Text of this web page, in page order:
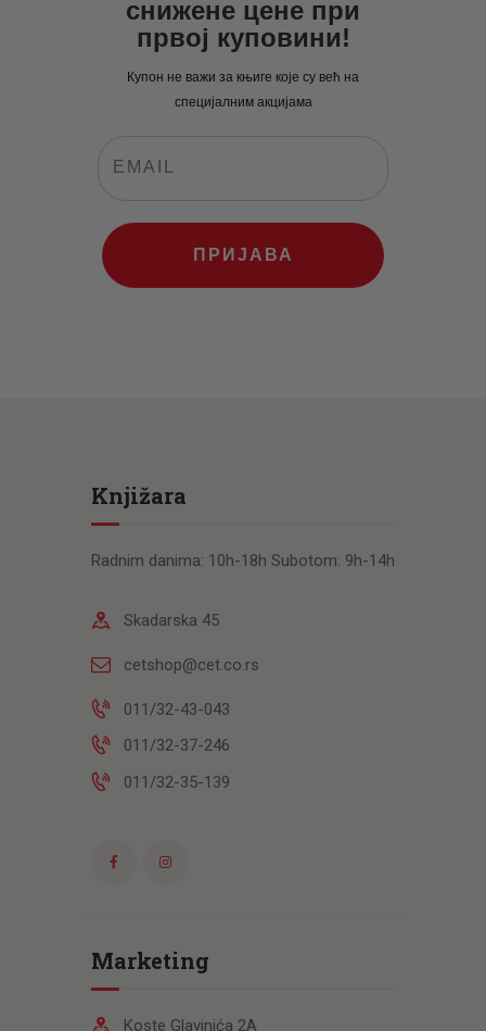
снижене цене при
првој куповини!
Купон не важи за књиге које су већ на
специјалним акцијама
ПРИЈАВА
Knjižara
Radnim danima: 10h-18h Subotom: 9h-14h
Skadarska 45
cetshop@cet.co.rs
011/32-43-043
011/32-37-246
011/32-35-139
Marketing
Koste Glavinića 2A